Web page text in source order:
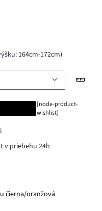
164cm-172cm)
[node-product-
wishlist]
v priebehu 24h
čierna/oranžová